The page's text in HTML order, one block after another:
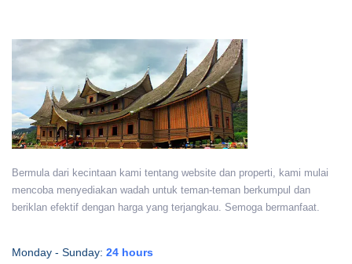
Bermula dari kecintaan kami tentang website dan properti, kami mulai
mencoba menyediakan wadah untuk teman-teman berkumpul dan
beriklan efektif dengan harga yang terjangkau. Semoga bermanfaat.
Monday - Sunday: 24 hours